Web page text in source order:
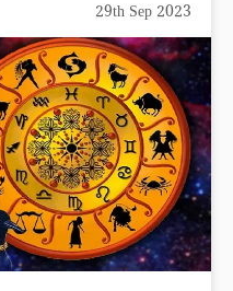
29th Sep 2023